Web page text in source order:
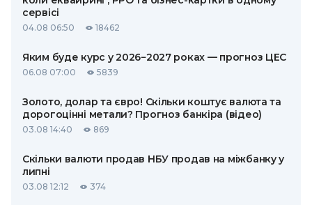
сервісі
04.08 06:50 18462
Яким буде курс у 2026−2027 роках — прогноз ЦЕС
06.08 07:00 5839
Золото, долар та євро! Скільки коштує валюта та
дорогоцінні метали? Прогноз банкіра (відео)
03.08 14:40 869
Скільки валюти продав НБУ продав на міжбанку у
липні
03.08 12:12 374